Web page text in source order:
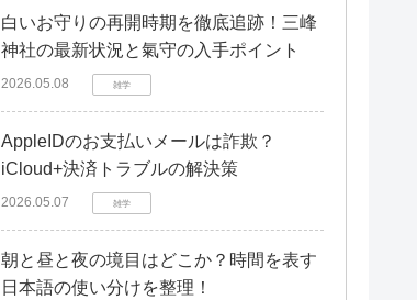
白いお守りの再開時期を徹底追跡！三峰
神社の最新状況と氣守の入手ポイント
2026.05.08 雑学
AppleIDのお支払いメールは詐欺？
iCloud+決済トラブルの解決策
2026.05.07 雑学
朝と昼と夜の境目はどこか？時間を表す
日本語の使い分けを整理！